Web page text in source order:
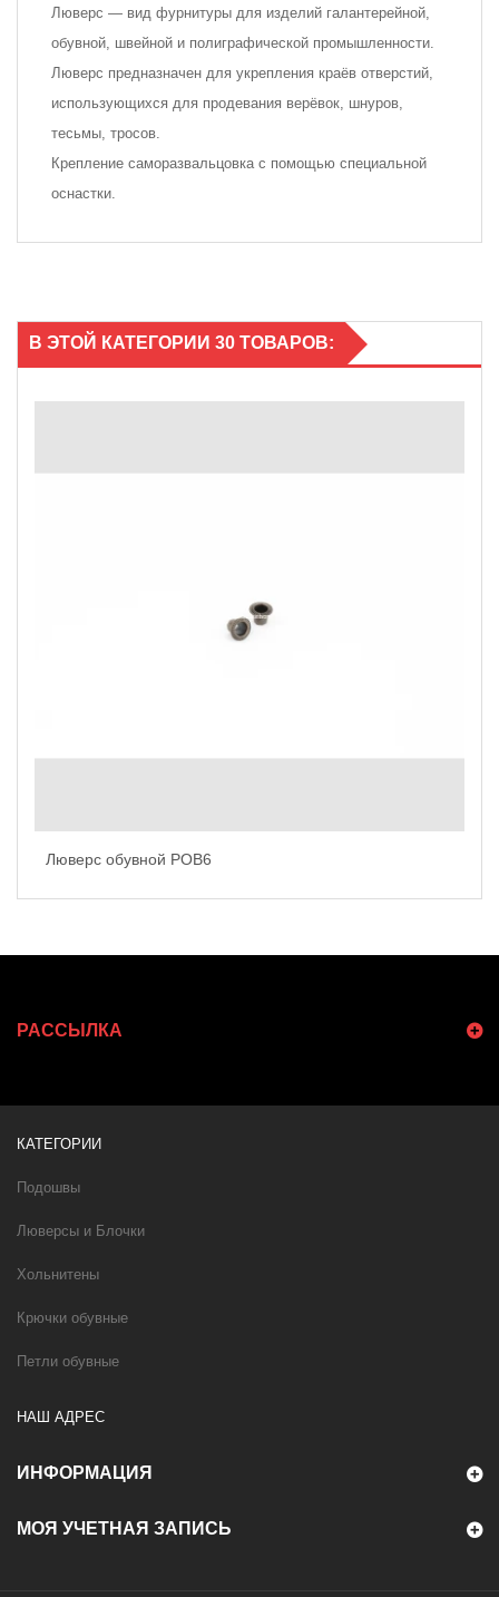
Люверс — вид фурнитуры для изделий галантерейной,
обувной, швейной и полиграфической промышленности.
Люверс предназначен для укрепления краёв отверстий,
использующихся для продевания верёвок, шнуров,
тесьмы, тросов.
Крепление саморазвальцовка с помощью специальной
оснастки.
В ЭТОЙ КАТЕГОРИИ 30 ТОВАРОВ:
Люверс обувной POB6
РАССЫЛКА
КАТЕГОРИИ
Подошвы
Люверсы и Блочки
Хольнитены
Крючки обувные
Петли обувные
НАШ АДРЕС
ИНФОРМАЦИЯ
МОЯ УЧЕТНАЯ ЗАПИСЬ